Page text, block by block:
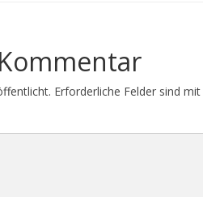
Erforderliche Felder sind mit